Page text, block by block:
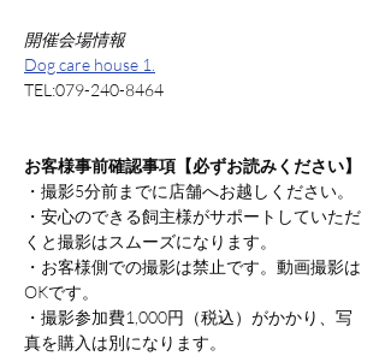
開催会場情報
Dog care house 1.
TEL:079-240-8464
お客様事前確認事項【必ずお読みください】
・撮影5分前までに店舗へお越しください。
・安心のできる飼主様がサポートしていただ
くと撮影はスムーズになります。
・お客様側での撮影は禁止です。動画撮影は
OKです。
・撮影参加費1,000円（税込）がかかり、写
真を購入は別になります。